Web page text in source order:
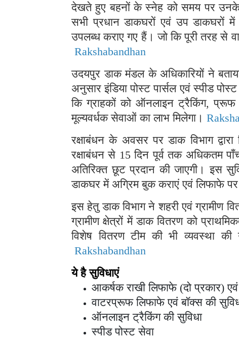
देखते हुए बहनों के स्नेह को समय पर उनके
सभी प्रधान डाकघरों एवं उप डाकघरों
उपलब्ध कराए गए हैं। जो कि पूरी तरह से
Rakshabandhan
उदयपुर डाक मंडल के अधिकारियों ने
अनुसार इंडिया पोस्ट पार्सल एवं स्पीड
कि ग्राहकों को ऑनलाइन ट्रैकिंग,
मूल्यवर्धक सेवाओं का लाभ मिलेगा।
रक्षाबंधन के अवसर पर डाक विभाग
रक्षाबंधन से 15 दिन पूर्व तक अधिकतम
अतिरिक्त छूट प्रदान की जाएगी। इस
डाकघर में अग्रिम बुक कराएं एवं लिफाफे
इस हेतु डाक विभाग ने शहरी एवं ग्रामीण
ग्रामीण क्षेत्रों में डाक वितरण को
विशेष वितरण टीम की भी व्यवस्था
Rakshabandhan
ये है सुविधाएं
आकर्षक राखी लिफाफे (दो प्रकार)
वाटरप्रूफ लिफाफे एवं बॉक्स की
ऑनलाइन ट्रैकिंग की सुविधा
स्पीड पोस्ट सेवा